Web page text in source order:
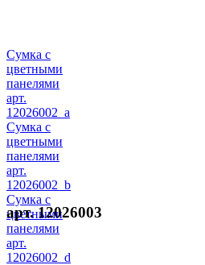
Сумка с
цветными
панелями
арт.
12026002_a
Сумка с
цветными
панелями
арт.
12026002_b
Сумка с
цветными
панелями
арт.
12026002_d
арт. 12026003